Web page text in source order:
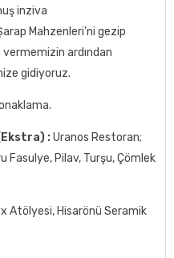
inziva
Mahzenleri’ni gezip
ardından
gidiyoruz.
:Uranos Restoran;
Fasulye, Pilav, Turşu, Çömlek
Atölyesi, Hisarönü Seramik